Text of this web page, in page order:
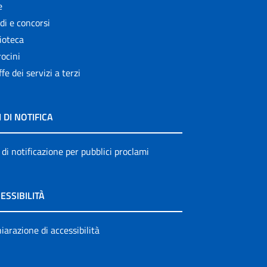
e concorsi
dei servizi a terzi
DI NOTIFICA
notificazione per pubblici proclami
di accessibilità